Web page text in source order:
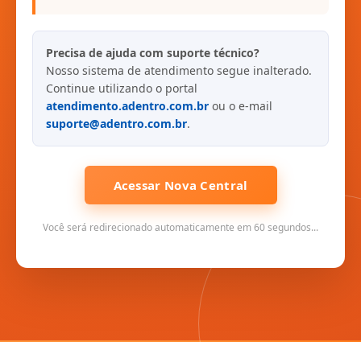
Precisa de ajuda com suporte técnico?
Nosso sistema de atendimento segue inalterado.
Continue utilizando o portal
atendimento.adentro.com.br ou o e-mail
suporte@adentro.com.br.
Acessar Nova Central
Você será redirecionado automaticamente em 60 segundos...